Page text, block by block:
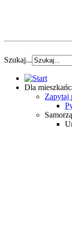
Szukaj...
Dla
Zapytaj